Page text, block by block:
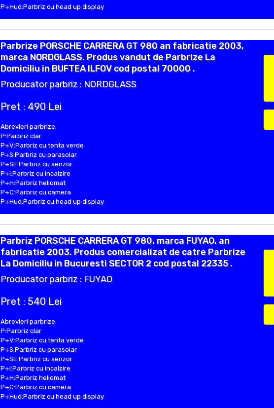
P+Hud:Parbriz cu head up display
Parbrize PORSCHE CARRERA GT 980 an fabricatie 2003,
marca NORDGLASS. Produs vandut de Parbrize La
Domiciliu in BUFTEA ILFOV cod postal 70000 .
Producator parbriz : NORDGLASS
Pret : 490 Lei
Abrevieri parbrize:
P:Parbriz clar
P+V:Parbriz cu tenta verde
P+S:Parbriz cu parasolar
P+SE:Parbriz cu senzor
P+I:Parbriz cu incalzire
P+H:Parbriz heliomat
P+C:Parbriz cu camera
P+Hud:Parbriz cu head up display
Parbriz PORSCHE CARRERA GT 980, marca FUYAO, an
fabricatie 2003. Produs comercializat de catre Parbrize
La Domiciliu in Bucuresti SECTOR 2 cod postal 22335 .
Producator parbriz : FUYAO
Pret : 540 Lei
Abrevieri parbrize:
P:Parbriz clar
P+V:Parbriz cu tenta verde
P+S:Parbriz cu parasolar
P+SE:Parbriz cu senzor
P+I:Parbriz cu incalzire
P+H:Parbriz heliomat
P+C:Parbriz cu camera
P+Hud:Parbriz cu head up display